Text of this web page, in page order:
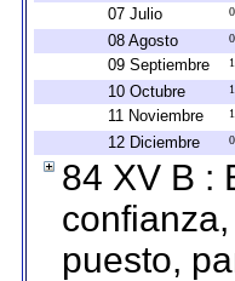
07 Julio
08 Agosto
09 Septiembre
10 Octubre
11 Noviembre
12 Diciembre
84 XV B :
puesto,